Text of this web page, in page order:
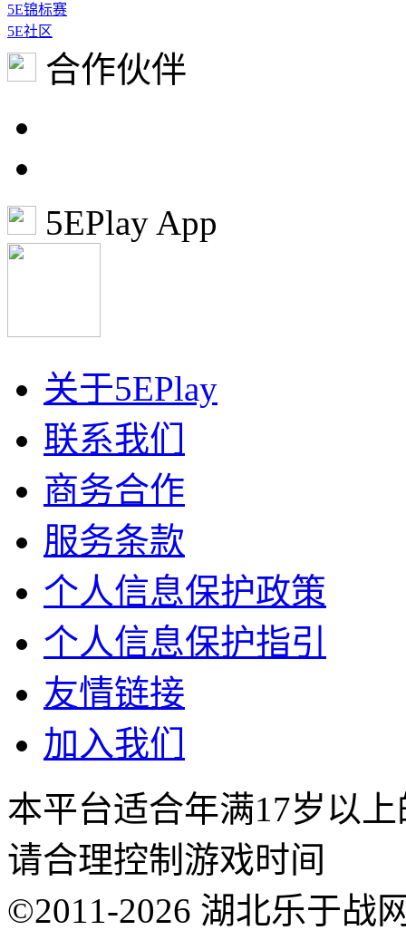
5E锦标赛
5E社区
合作伙伴
5EPlay App
关于5EPlay
联系我们
商务合作
服务条款
个人信息保护政策
个人信息保护指引
友情链接
加入我们
本平台适合年满17岁以
请合理控制游戏时间
©2011-2026 湖北乐于战